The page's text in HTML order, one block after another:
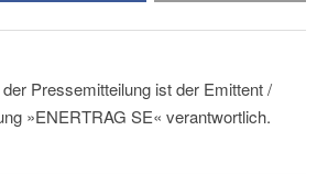
Pressemitteilung ist der Emittent /
»ENERTRAG SE« verantwortlich.